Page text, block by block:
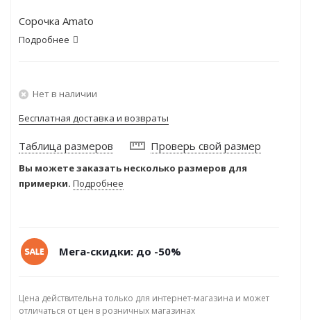
Сорочка Amato
Подробнее
Нет в наличии
Бесплатная доставка и возвраты
Таблица размеров Проверь свой размер
Вы можете заказать несколько размеров для
примерки. Подробнее
Мега-скидки: до -50%
Цена действительна только для интернет-магазина и может
отличаться от цен в розничных магазинах